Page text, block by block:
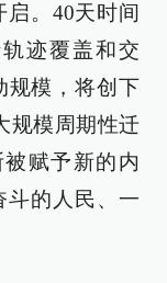
。40天时间
迹覆盖和交
规模，将创下
规模周期性迁
赋予新的内
斗的人民、一